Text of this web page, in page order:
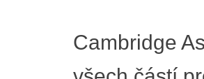
Cambridge